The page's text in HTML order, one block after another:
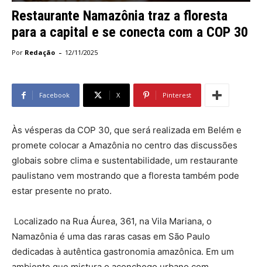
Restaurante Namazônia traz a floresta
para a capital e se conecta com a COP 30
Por Redação - 12/11/2025
Facebook X Pinterest
Às vésperas da COP 30, que será realizada em Belém e
promete colocar a Amazônia no centro das discussões
globais sobre clima e sustentabilidade, um restaurante
paulistano vem mostrando que a floresta também pode
estar presente no prato.
Localizado na Rua Áurea, 361, na Vila Mariana, o
Namazônia é uma das raras casas em São Paulo
dedicadas à autêntica gastronomia amazônica. Em um